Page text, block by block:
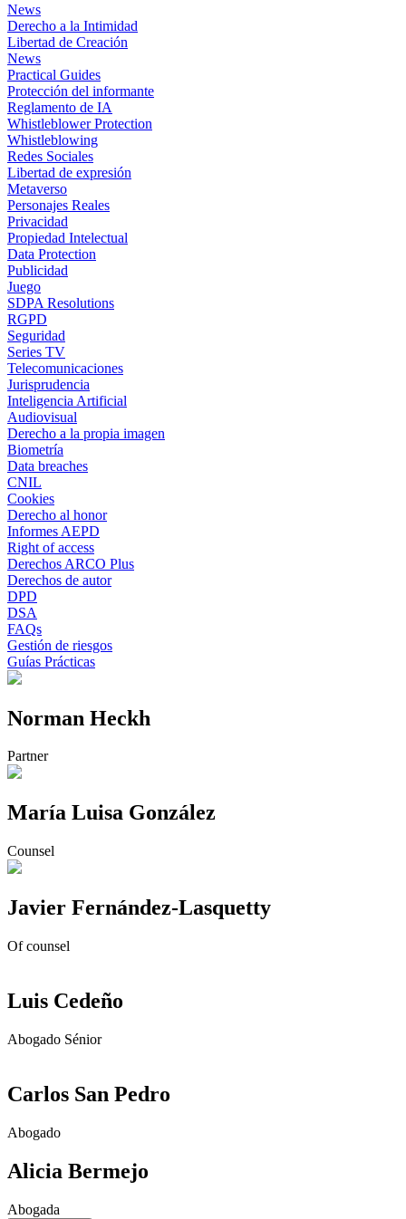
News
Derecho a la Intimidad
Libertad de Creación
News
Practical Guides
Protección del informante
Reglamento de IA
Whistleblower Protection
Whistleblowing
Redes Sociales
Libertad de expresión
Metaverso
Personajes Reales
Privacidad
Propiedad Intelectual
Data Protection
Publicidad
Juego
SDPA Resolutions
RGPD
Seguridad
Series TV
Telecomunicaciones
Jurisprudencia
Inteligencia Artificial
Audiovisual
Derecho a la propia imagen
Biometría
Data breaches
CNIL
Cookies
Derecho al honor
Informes AEPD
Right of access
Derechos ARCO Plus
Derechos de autor
DPD
DSA
FAQs
Gestión de riesgos
Guías Prácticas
Norman Heckh
Partner
María Luisa González
Counsel
Javier Fernández-Lasquetty
Of counsel
Luis Cedeño
Abogado Sénior
Carlos San Pedro
Abogado
Alicia Bermejo
Abogada